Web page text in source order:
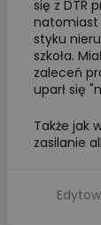
się z DTR
natomiast
styku
szkoła.
zaleceń
uparł się
Także jak
zasilanie